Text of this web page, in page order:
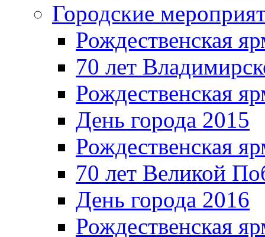
Городские
Рождественская
70 лет
Рождественская
День города 2015
Рождественская
70 лет Великой
День города 2016
Рождественская